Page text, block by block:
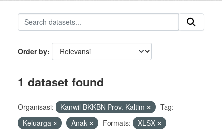
Order by
1 dataset found
Organisasi: Kanwil BKKBN Prov. Kaltim
Tag:
Keluarga
Anak Formats:
XLSX